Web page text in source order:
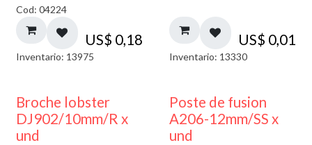
Cod: 04224
US$ 0,18
Inventario: 13975
US$ 0,01
Inventario: 13330
Broche lobster
DJ902/10mm/R x
und
Poste de fusion
A206-12mm/SS x
und